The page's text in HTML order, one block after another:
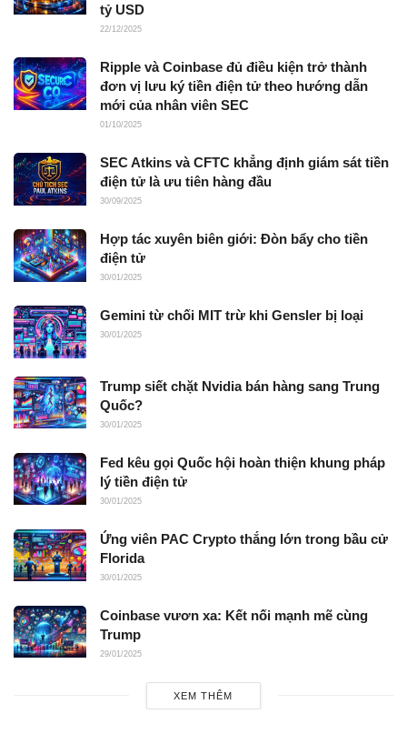
tỷ USD
22/12/2025
Ripple và Coinbase đủ điều kiện trở thành
đơn vị lưu ký tiền điện tử theo hướng dẫn
mới của nhân viên SEC
01/10/2025
SEC Atkins và CFTC khẳng định giám sát tiền
điện tử là ưu tiên hàng đầu
30/09/2025
Hợp tác xuyên biên giới: Đòn bẩy cho tiền
điện tử
30/01/2025
Gemini từ chối MIT trừ khi Gensler bị loại
30/01/2025
Trump siết chặt Nvidia bán hàng sang Trung
Quốc?
30/01/2025
Fed kêu gọi Quốc hội hoàn thiện khung pháp
lý tiền điện tử
30/01/2025
Ứng viên PAC Crypto thắng lớn trong bầu cử
Florida
30/01/2025
Coinbase vươn xa: Kết nối mạnh mẽ cùng
Trump
29/01/2025
XEM THÊM